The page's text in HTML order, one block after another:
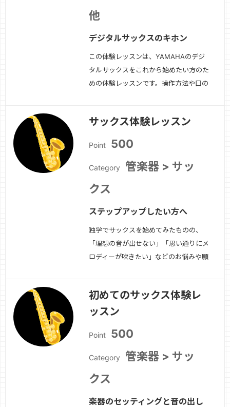
他
デジタルサックスのキホン
この体験レッスンは、YAMAHAのデジ
タルサックスをこれから始めたい方のた
めの体験レッスンです。操作方法や口の
ご相談しましょう。 続きを見る »
サックス体験レッスン
Point 500
Category
管楽器 > サッ
クス
ステップアップしたい方へ
独学でサックスを始めてみたものの、
「理想の音が出せない」「思い通りにメ
ロディーが吹きたい」などのお悩みや願
ワンポイントアドバイスと練習方法など
をお伝えしていきます。また、今後のレ
う。続きを見る »
初めてのサックス体験レ
ッスン
Point 500
Category
管楽器 > サッ
クス
楽器のセッティングと音の出し